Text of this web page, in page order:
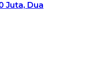
Juta, Dua